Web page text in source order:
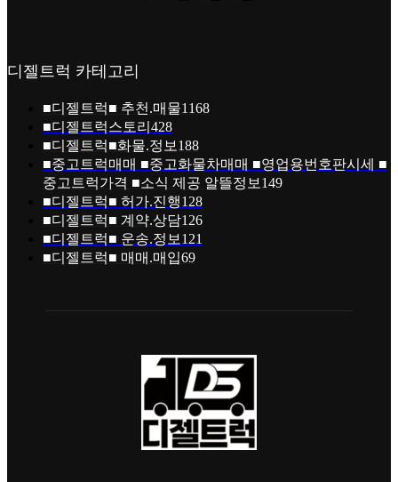
디젤트럭 카테고리
■디젤트럭■ 추천.매물1168
■디젤트럭스토리 428
■디젤트럭■화물.정보 188
■중고트럭매매 ■중고화물차매매 ■영업용번호판시세 ■
중고트럭가격 ■소식 제공 알뜰정보 149
■디젤트럭■ 허가.진행128
■디젤트럭■ 계약.상담126
■디젤트럭■ 운송.정보 121
■디젤트럭■ 매매.매입69